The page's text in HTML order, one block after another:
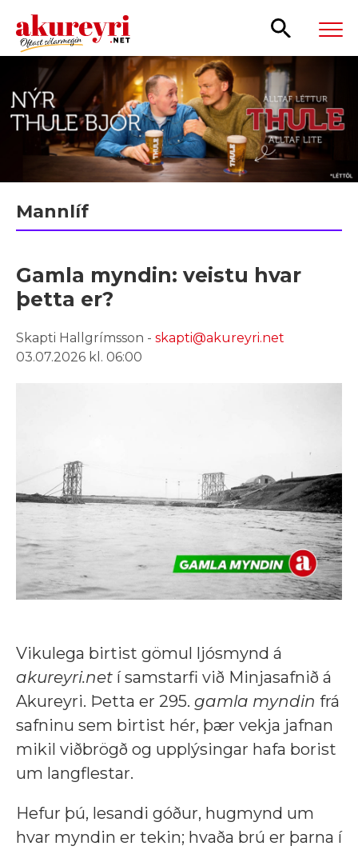
Leita
Mannlíf
Gamla myndin: veistu hvar
þetta er?
Skapti Hallgrímsson - skapti@akureyri.net
03.07.2026 kl. 06:00
Vikulega birtist gömul ljósmynd á
akureyri.net í samstarfi við Minjasafnið á
Akureyri. Þetta er 295. gamla myndin frá
safninu sem birtist hér, þær vekja jafnan
mikil viðbrögð og upplýsingar hafa borist
um langflestar.
Hefur þú, lesandi góður, hugmynd um
hvar myndin er tekin; hvaða brú er þarna í